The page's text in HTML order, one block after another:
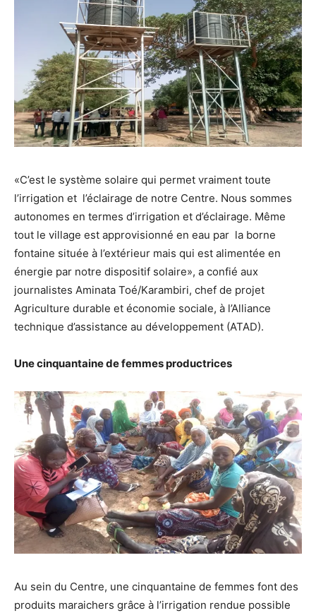
«C’est le système solaire qui permet vraiment toute
l’irrigation et l’éclairage de notre Centre. Nous sommes
autonomes en termes d’irrigation et d’éclairage. Même
tout le village est approvisionné en eau par la borne
fontaine située à l’extérieur mais qui est alimentée en
énergie par notre dispositif solaire», a confié aux
journalistes Aminata Toé/Karambiri, chef de projet
Agriculture durable et économie sociale, à l’Alliance
technique d’assistance au développement (ATAD).
Une cinquantaine de femmes productrices
Au sein du Centre, une cinquantaine de femmes font des
produits maraichers grâce à l’irrigation rendue possible